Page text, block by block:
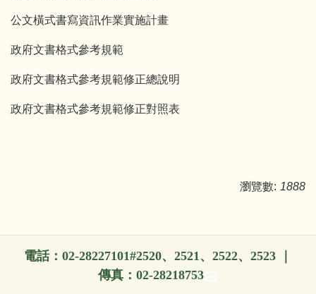
公文橫式書寫資訊作業實施計畫
政府文書格式參考規範
政府文書格式參考規範修正總說明
政府文書格式參考規範修正對照表
瀏覽數: 1888
電話：02-28227101#2520、2521、2522、2523 ｜
傳真：02-28218753